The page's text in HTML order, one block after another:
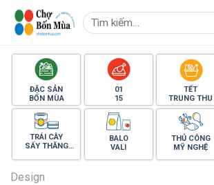
Skip
Tìm
kiếm:
ĐẶC SẢN
BỐN MÙA
01
15
TẾT
TRUNG THU
TRÁI CÂY
SẤY THĂNG
BALO
VALI
THỦ CÔNG
MỸ NGHỆ
Design